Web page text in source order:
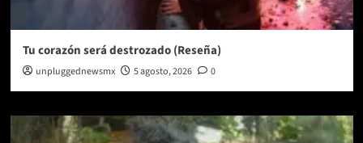
Tu corazón será destrozado (Reseña)
unpluggednewsmx 5 agosto, 2026 0